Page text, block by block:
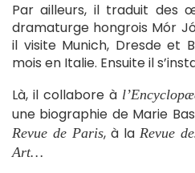
Par ailleurs, il traduit des
dramaturge hongrois Mór
il visite Munich, Dresde et
mois en Italie. Ensuite il
Là, il collabore à
une biographie de Marie
Revue de Paris, à la Revue
Art…